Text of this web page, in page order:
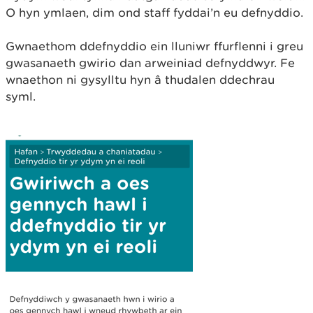
O hyn ymlaen, dim ond staff fyddai’n eu defnyddio.
Gwnaethom ddefnyddio ein lluniwr ffurflenni i greu
gwasanaeth gwirio dan arweiniad defnyddwyr. Fe
wnaethon ni gysylltu hyn â thudalen ddechrau
syml.